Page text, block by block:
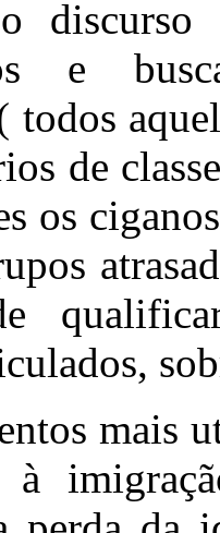
discurso
e
todos
de
os
mais
à